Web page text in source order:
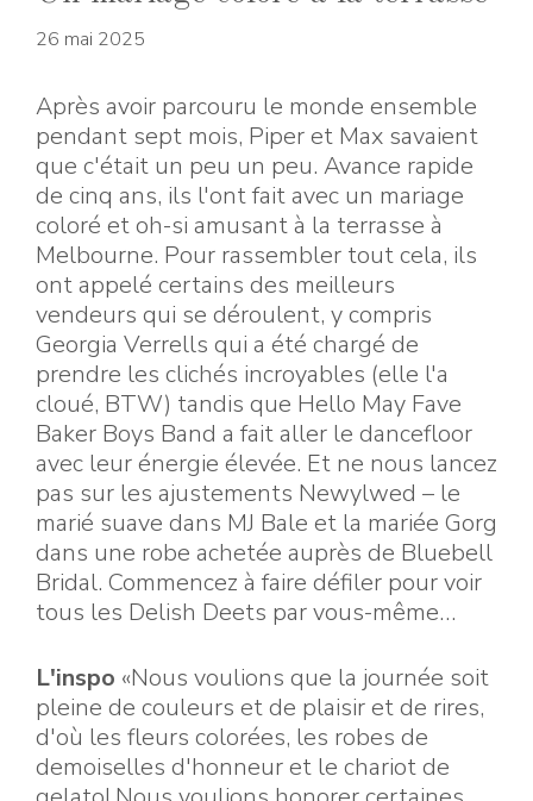
26 mai 2025
Après avoir parcouru le monde ensemble
pendant sept mois, Piper et Max savaient
que c'était un peu un peu. Avance rapide
de cinq ans, ils l'ont fait avec un mariage
coloré et oh-si amusant à la terrasse à
Melbourne. Pour rassembler tout cela, ils
ont appelé certains des meilleurs
vendeurs qui se déroulent, y compris
Georgia Verrells qui a été chargé de
prendre les clichés incroyables (elle l'a
cloué, BTW) tandis que Hello May Fave
Baker Boys Band a fait aller le dancefloor
avec leur énergie élevée. Et ne nous lancez
pas sur les ajustements Newylwed – le
marié suave dans MJ Bale et la mariée Gorg
dans une robe achetée auprès de Bluebell
Bridal. Commencez à faire défiler pour voir
tous les Delish Deets par vous-même…
L'inspo «Nous voulions que la journée soit
pleine de couleurs et de plaisir et de rires,
d'où les fleurs colorées, les robes de
demoiselles d'honneur et le chariot de